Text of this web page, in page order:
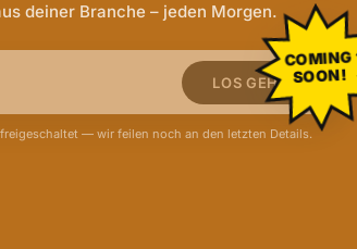
deiner Branche – jeden Morgen.
LOS GEHT'S
COMING
SOON!
— wir feilen noch an den letzten Details.